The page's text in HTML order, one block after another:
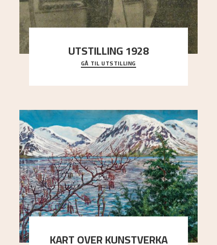
UTSTILLING 1928
Då Astrup døydde i 1928, tok vennene Moritz
Kaland og Simon Thorbjørnsen initiativ til å
GÅ TIL UTSTILLING
KART OVER KUNSTVERKA